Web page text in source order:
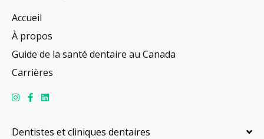
Accueil
À propos
Guide de la santé dentaire au Canada
Carrières
Dentistes et cliniques dentaires